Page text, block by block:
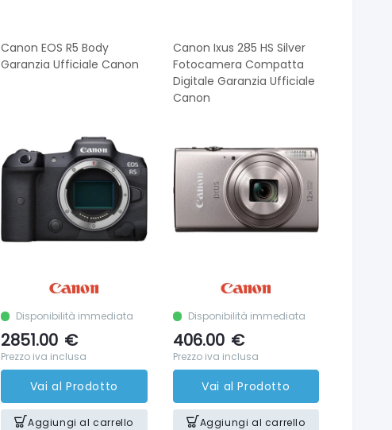
Canon EOS R5 Body
Garanzia Ufficiale Canon
Disponibilità immediata
2851.00 €
Prezzo iva inclusa
Vai al Prodotto
Aggiungi al carrello
Canon Ixus 285 HS Silver
Fotocamera Compatta
Digitale Garanzia Ufficiale
Canon
Disponibilità immediata
406.00 €
Prezzo iva inclusa
Vai al Prodotto
Aggiungi al carrello